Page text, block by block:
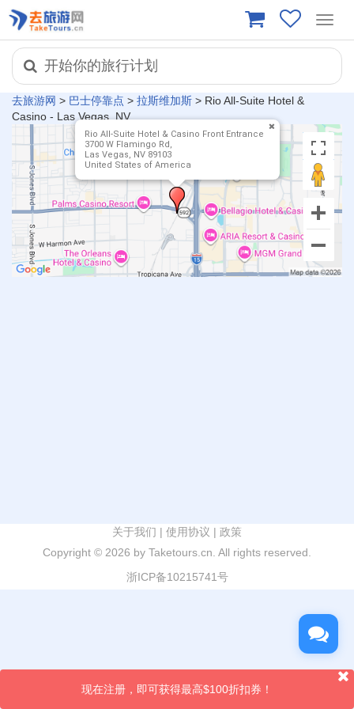
开始你的旅行计划
去旅游网 > 巴士停靠点 > 拉斯维加斯 > Rio All-Suite Hotel &
Casino - Las Vegas, NV
Rio All-Suite Hotel & Casino Front Entrance
3700 W Flamingo Rd,
Las Vegas, NV 89103
United States of America
关于我们 | 使用协议 | 政策
Copyright © 2026 by Taketours.cn. All rights reserved.
浙ICP备10215741号
现在注册，即可获得最高$100折扣券！